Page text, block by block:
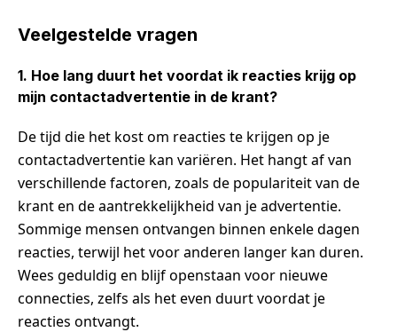
Veelgestelde vragen
1. Hoe lang duurt het voordat ik reacties krijg op
mijn contactadvertentie in de krant?
De tijd die het kost om reacties te krijgen op je
contactadvertentie kan variëren. Het hangt af van
verschillende factoren, zoals de populariteit van de
krant en de aantrekkelijkheid van je advertentie.
Sommige mensen ontvangen binnen enkele dagen
reacties, terwijl het voor anderen langer kan duren.
Wees geduldig en blijf openstaan voor nieuwe
connecties, zelfs als het even duurt voordat je
reacties ontvangt.